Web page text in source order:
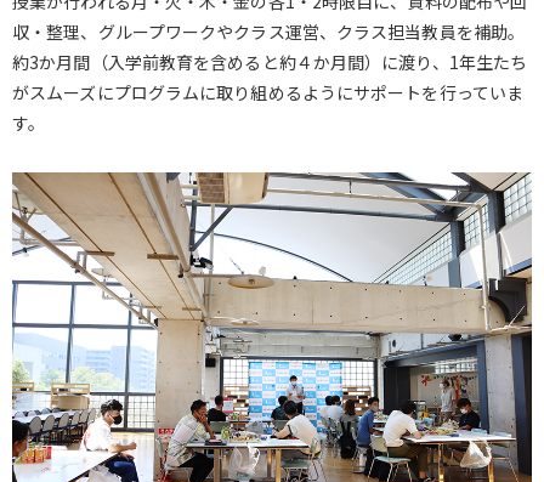
収・整理、グループワークやクラス運営、クラス担当教員を補助。
約3か月間（入学前教育を含めると約４か月間）に渡り、1年生たち
がスムーズにプログラムに取り組めるようにサポートを行っていま
す。